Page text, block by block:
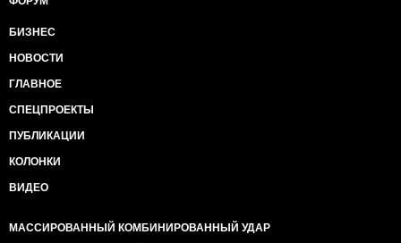
БИЗНЕС
НОВОСТИ
ГЛАВНОЕ
СПЕЦПРОЕКТЫ
ПУБЛИКАЦИИ
КОЛОНКИ
ВИДЕО
МАССИРОВАННЫЙ КОМБИНИРОВАННЫЙ УДАР